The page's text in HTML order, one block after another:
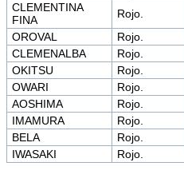
CLEMENTINA
FINA
Rojo.
OROVAL
Rojo.
CLEMENALBA
Rojo.
OKITSU
Rojo.
OWARI
Rojo.
AOSHIMA
Rojo.
IMAMURA
Rojo.
BELA
Rojo.
IWASAKI
Rojo.